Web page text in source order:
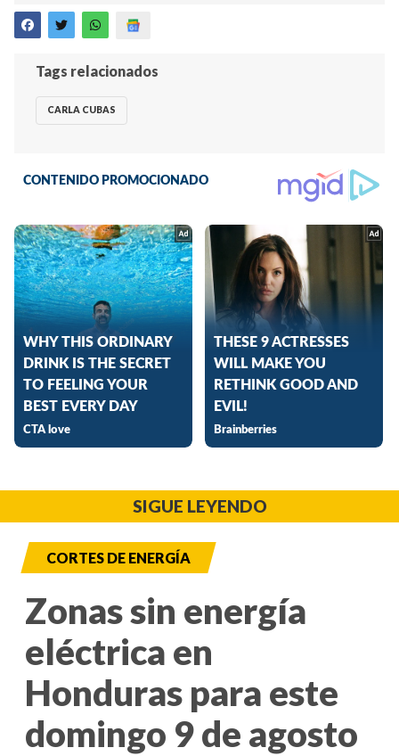
Tags relacionados
CARLA CUBAS
SIGUE LEYENDO
CORTES DE ENERGÍA
Zonas sin energía
eléctrica en
Honduras para este
domingo 9 de agosto